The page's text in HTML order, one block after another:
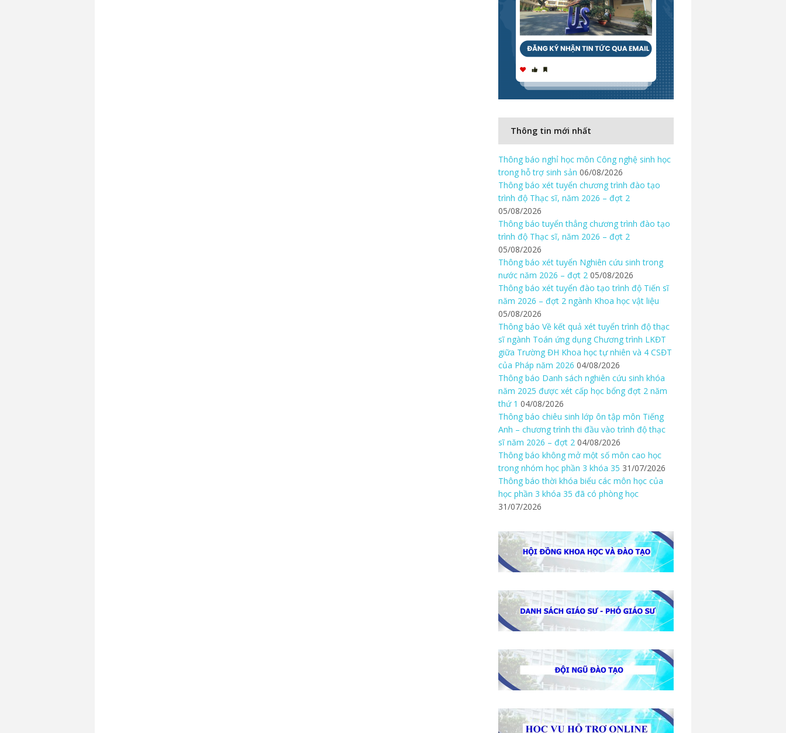
Thông tin mới nhất
Thông báo nghỉ học môn Công nghệ sinh học
trong hỗ trợ sinh sản 06/08/2026
Thông báo xét tuyển chương trình đào tạo
trình độ Thạc sĩ, năm 2026 – đợt 2
05/08/2026
Thông báo tuyển thẳng chương trình đào tạo
trình độ Thạc sĩ, năm 2026 – đợt 2
05/08/2026
Thông báo xét tuyển Nghiên cứu sinh trong
nước năm 2026 – đợt 2 05/08/2026
Thông báo xét tuyển đào tạo trình độ Tiến sĩ
năm 2026 – đợt 2 ngành Khoa học vật liệu
05/08/2026
Thông báo Về kết quả xét tuyển trình độ thạc
sĩ ngành Toán ứng dụng Chương trình LKĐT
giữa Trường ĐH Khoa học tự nhiên và 4 CSĐT
của Pháp năm 2026 04/08/2026
Thông báo Danh sách nghiên cứu sinh khóa
năm 2025 được xét cấp học bổng đợt 2 năm
thứ 1 04/08/2026
Thông báo chiêu sinh lớp ôn tập môn Tiếng
Anh – chương trình thi đầu vào trình độ thạc
sĩ năm 2026 – đợt 2 04/08/2026
Thông báo không mở một số môn cao học
trong nhóm học phần 3 khóa 35 31/07/2026
Thông báo thời khóa biểu các môn học của
học phần 3 khóa 35 đã có phòng học
31/07/2026